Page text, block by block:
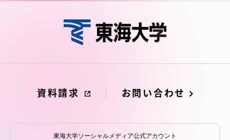
資料請求 お問い合わせ
東海大学ソーシャルメディア公式アカウント